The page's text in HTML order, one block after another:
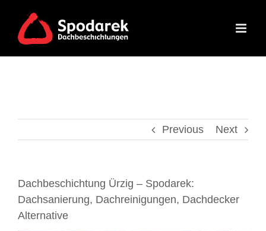
content
Previous Next
Dachbeschichtung Ürzig – Spodarek:
Dachsanierung, Dachreinigungen, Dachdecker
Alternative